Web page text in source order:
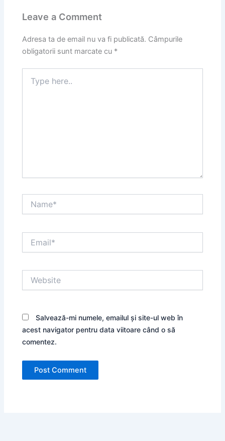
Leave a Comment
Adresa ta de email nu va fi publicată. Câmpurile
obligatorii sunt marcate cu *
here..
Salvează-mi numele, emailul și site-ul web în
acest navigator pentru data viitoare când o să
comentez.